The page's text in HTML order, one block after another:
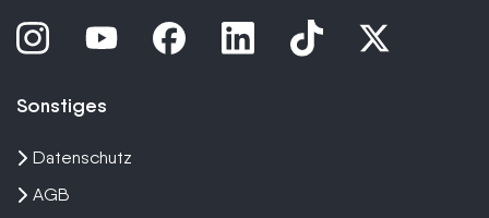
Sonstiges
Datenschutz
AGB